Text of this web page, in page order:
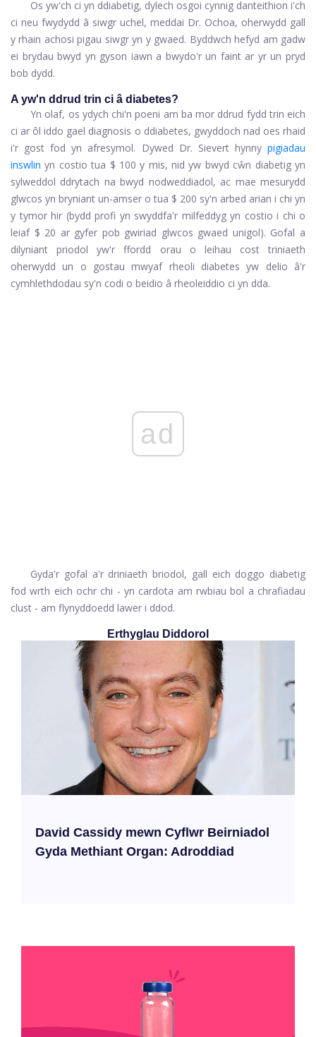
Os yw'ch ci yn ddiabetig, dylech osgoi cynnig danteithion i'ch
ci neu fwydydd â siwgr uchel, meddai Dr. Ochoa, oherwydd gall
y rhain achosi pigau siwgr yn y gwaed. Byddwch hefyd am gadw
ei brydau bwyd yn gyson iawn a bwydo'r un faint ar yr un pryd
bob dydd.
A yw'n ddrud trin ci â diabetes?
Yn olaf, os ydych chi'n poeni am ba mor ddrud fydd trin eich
ci ar ôl iddo gael diagnosis o ddiabetes, gwyddoch nad oes rhaid
i'r gost fod yn afresymol. Dywed Dr. Sievert hynny pigiadau
inswlin yn costio tua $ 100 y mis, nid yw bwyd cŵn diabetig yn
sylweddol ddrytach na bwyd nodweddiadol, ac mae mesurydd
glwcos yn bryniant un-amser o tua $ 200 sy'n arbed arian i chi yn
y tymor hir (bydd profi yn swyddfa'r milfeddyg yn costio i chi o
leiaf $ 20 ar gyfer pob gwiriad glwcos gwaed unigol). Gofal a
dilyniant priodol yw'r ffordd orau o leihau cost triniaeth
oherwydd un o gostau mwyaf rheoli diabetes yw delio â'r
cymhlethdodau sy'n codi o beidio â rheoleiddio ci yn dda.
ad
Gyda'r gofal a'r driniaeth briodol, gall eich doggo diabetig
fod wrth eich ochr chi - yn cardota am rwbiau bol a chrafiadau
clust - am flynyddoedd lawer i ddod.
Erthyglau Diddorol
David Cassidy mewn Cyflwr Beirniadol
Gyda Methiant Organ: Adroddiad